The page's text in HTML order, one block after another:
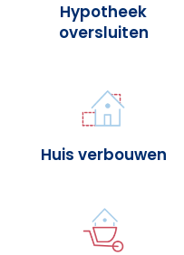
Hypotheek
oversluiten
Huis verbouwen